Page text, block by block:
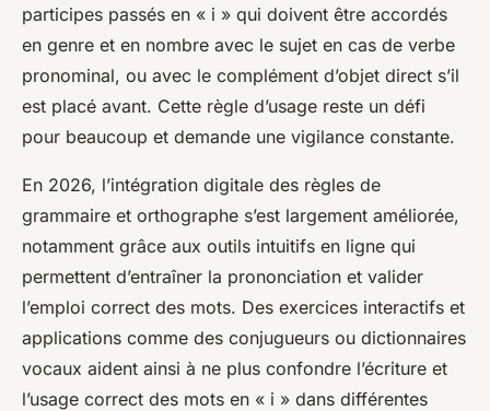
participes passés en « i » qui doivent être accordés
en genre et en nombre avec le sujet en cas de verbe
pronominal, ou avec le complément d’objet direct s’il
est placé avant. Cette règle d’usage reste un défi
pour beaucoup et demande une vigilance constante.
En 2026, l’intégration digitale des règles de
grammaire et orthographe s’est largement améliorée,
notamment grâce aux outils intuitifs en ligne qui
permettent d’entraîner la prononciation et valider
l’emploi correct des mots. Des exercices interactifs et
applications comme des conjugueurs ou dictionnaires
vocaux aident ainsi à ne plus confondre l’écriture et
l’usage correct des mots en « i » dans différentes